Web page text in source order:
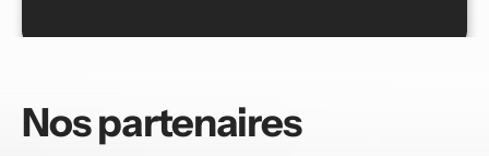
Nos partenaires